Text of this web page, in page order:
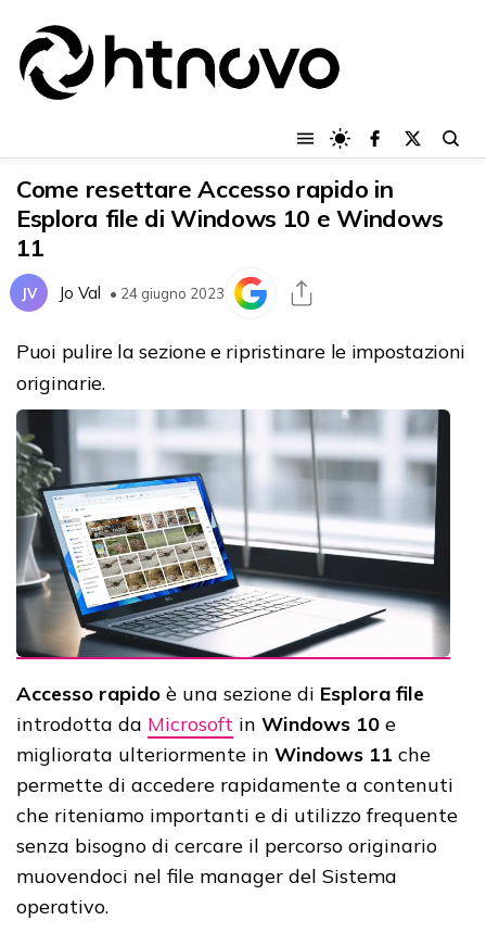
Come resettare Accesso rapido in
Esplora file di Windows 10 e Windows
11
JV Jo Val • 24 giugno 2023
Puoi pulire la sezione e ripristinare le impostazioni
originarie.
Accesso rapido è una sezione di Esplora file
introdotta da Microsoft in Windows 10 e
migliorata ulteriormente in Windows 11 che
permette di accedere rapidamente a contenuti
che riteniamo importanti e di utilizzo frequente
senza bisogno di cercare il percorso originario
muovendoci nel file manager del Sistema
operativo.